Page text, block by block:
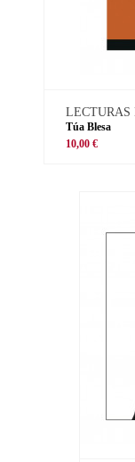
Túa Blesa
10,00 €